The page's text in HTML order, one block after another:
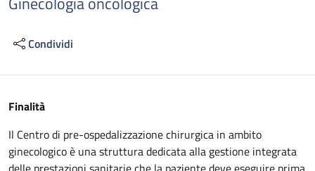
Condividi
Descrizione
Finalità
Il Centro di pre-ospedalizzazione chirurgica in ambito
ginecologico è una struttura dedicata alla gestione integrata